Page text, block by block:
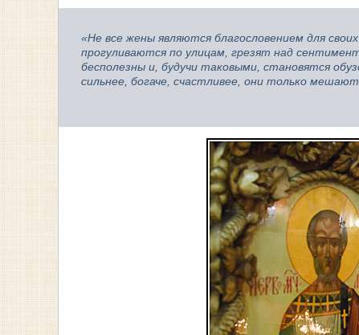
«Не все жены являются благословением для
прогуливаются по улицам, грезят над
бесполезны и, будучи таковыми, становятся
сильнее, богаче, счастливее, они только